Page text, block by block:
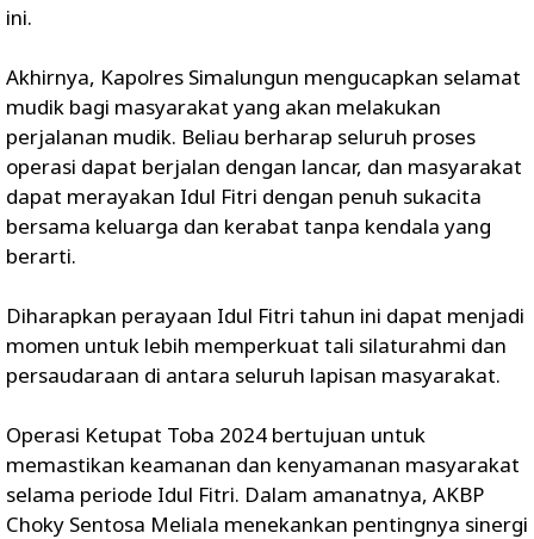
ini.
Akhirnya, Kapolres Simalungun mengucapkan selamat
mudik bagi masyarakat yang akan melakukan
perjalanan mudik. Beliau berharap seluruh proses
operasi dapat berjalan dengan lancar, dan masyarakat
dapat merayakan Idul Fitri dengan penuh sukacita
bersama keluarga dan kerabat tanpa kendala yang
berarti.
Diharapkan perayaan Idul Fitri tahun ini dapat menjadi
momen untuk lebih memperkuat tali silaturahmi dan
persaudaraan di antara seluruh lapisan masyarakat.
Operasi Ketupat Toba 2024 bertujuan untuk
memastikan keamanan dan kenyamanan masyarakat
selama periode Idul Fitri. Dalam amanatnya, AKBP
Choky Sentosa Meliala menekankan pentingnya sinergi